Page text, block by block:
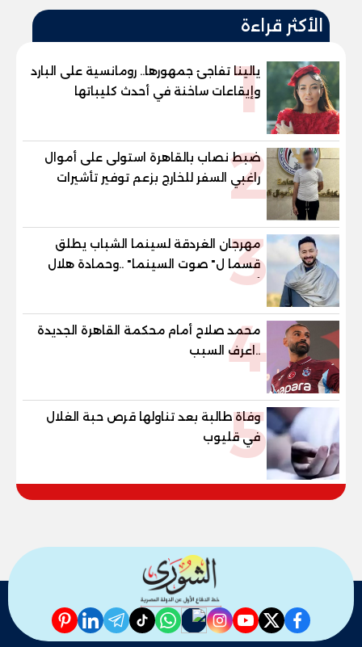
الأكثر قراءة
1
يالينا تفاجئ جمهورها.. رومانسية على البارد
وإيقاعات ساخنة في أحدث كليباتها
2
ضبط نصاب بالقاهرة استولى على أموال
راغبي السفر للخارج بزعم توفير تأشيرات
3
مهرجان الغردقة لسينما الشباب يطلق
قسما ل" صوت السينما" ..وحمادة هلال
أول المكرمين
4
محمد صلاح أمام محكمة القاهرة الجديدة
..اعرف السبب
5
وفاة طالبة بعد تناولها قرص حبة الغلال
في قليوب
facebook
twitter
youtube
instagram
nabd
whatsapp
tiktok
telegram
linkedin
pinterest